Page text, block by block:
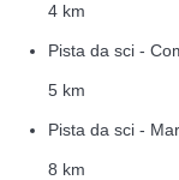
4 km
Pista da sci -
5 km
Pista da sci -
8 km